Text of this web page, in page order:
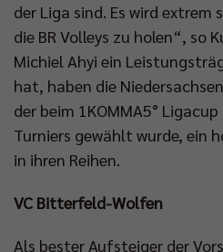
der Liga sind. Es wird extrem
die BR Volleys zu holen“, so
Michiel Ahyi ein
hat, haben die
der beim 1KOMMA5°
Turniers gewählt wurde, ein
in ihren Reihen.
VC Bitterfeld-Wolfen
Als bester Aufsteiger der